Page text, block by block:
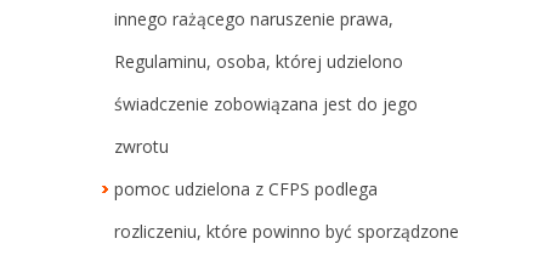
innego rażącego naruszenie prawa,
Regulaminu, osoba, której udzielono
świadczenie zobowiązana jest do jego
zwrotu
pomoc udzielona z CFPS podlega
rozliczeniu, które powinno być sporządzone